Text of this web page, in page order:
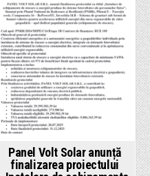
in
Panel Volt Solar anunță
finalizarea proiectului